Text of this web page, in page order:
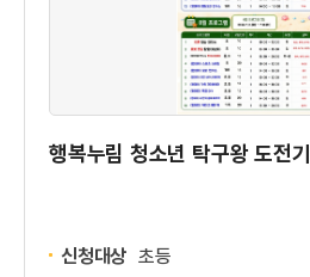
행복누림 청소년 탁구왕 도전기
신청대상 초등